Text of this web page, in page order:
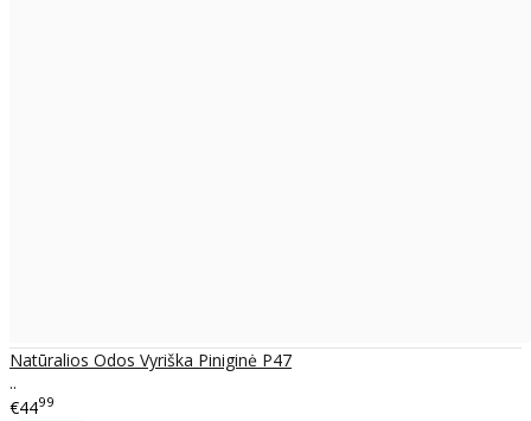
Natūralios Odos Vyriška Piniginė P47
..
€4499